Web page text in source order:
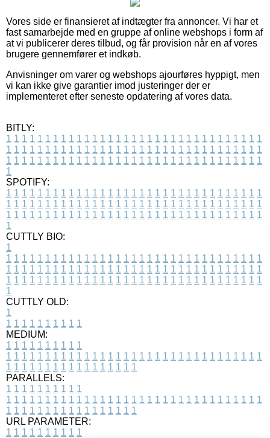
Vores side er finansieret af indtægter fra annoncer. Vi har et
fast samarbejde med en gruppe af online webshops i form af
at vi publicerer deres tilbud, og får provision når en af vores
brugere gennemfører et indkøb.
Anvisninger om varer og webshops ajourføres hyppigt, men
vi kan ikke give garantier imod justeringer der er
implementeret efter seneste opdatering af vores data.
BITLY:
1 1 1 1 1 1 1 1 1 1 1 1 1 1 1 1 1 1 1 1 1 1 1 1 1 1 1 1 1 1 1 1 1
1 1 1 1 1 1 1 1 1 1 1 1 1 1 1 1 1 1 1 1 1 1 1 1 1 1 1 1 1 1 1 1 1
1 1 1 1 1 1 1 1 1 1 1 1 1 1 1 1 1 1 1 1 1 1 1 1 1 1 1 1 1 1 1 1 1
1
SPOTIFY:
1 1 1 1 1 1 1 1 1 1 1 1 1 1 1 1 1 1 1 1 1 1 1 1 1 1 1 1 1 1 1 1 1
1 1 1 1 1 1 1 1 1 1 1 1 1 1 1 1 1 1 1 1 1 1 1 1 1 1 1 1 1 1 1 1 1
1 1 1 1 1 1 1 1 1 1 1 1 1 1 1 1 1 1 1 1 1 1 1 1 1 1 1 1 1 1 1 1 1
1
CUTTLY BIO:
1
1 1 1 1 1 1 1 1 1 1 1 1 1 1 1 1 1 1 1 1 1 1 1 1 1 1 1 1 1 1 1 1 1
1 1 1 1 1 1 1 1 1 1 1 1 1 1 1 1 1 1 1 1 1 1 1 1 1 1 1 1 1 1 1 1 1
1 1 1 1 1 1 1 1 1 1 1 1 1 1 1 1 1 1 1 1 1 1 1 1 1 1 1 1 1 1 1 1 1
1
CUTTLY OLD:
1
1 1 1 1 1 1 1 1 1 1
MEDIUM:
1 1 1 1 1 1 1 1 1 1
1 1 1 1 1 1 1 1 1 1 1 1 1 1 1 1 1 1 1 1 1 1 1 1 1 1 1 1 1 1 1 1 1
1 1 1 1 1 1 1 1 1 1 1 1 1 1 1 1 1
PARALLELS:
1 1 1 1 1 1 1 1 1 1
1 1 1 1 1 1 1 1 1 1 1 1 1 1 1 1 1 1 1 1 1 1 1 1 1 1 1 1 1 1 1 1 1
1 1 1 1 1 1 1 1 1 1 1 1 1 1 1 1 1
URL PARAMETER:
1 1 1 1 1 1 1 1 1 1